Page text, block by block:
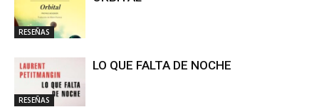
RESEÑAS
RESEÑAS
LO QUE FALTA DE NOCHE